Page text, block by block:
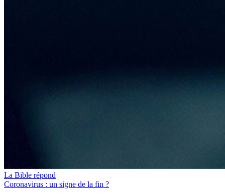
La Bible répond
Coronavirus : un signe de la fin ?